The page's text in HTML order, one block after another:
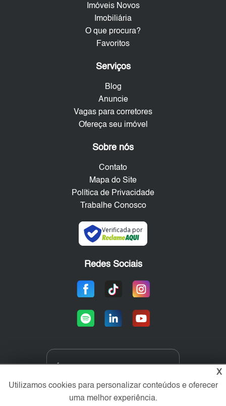
Imóveis Novos
Imobiliária
O que procura?
Favoritos
Serviços
Blog
Anuncie
Vagas para corretores
Ofereça seu imóvel
Sobre nós
Contato
Mapa do Site
Política de Privacidade
Trabalhe Conosco
Verificada por
Redes Sociais
X
Utilizamos cookies para personalizar conteúdos e oferecer
uma melhor experiência.